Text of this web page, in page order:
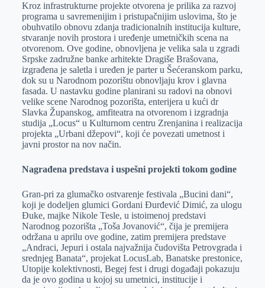
Kroz infrastrukturne projekte otvorena je prilika za razvoj
programa u savremenijim i pristupačnijim uslovima, što je
obuhvatilo obnovu zdanja tradicionalnih institucija kulture,
stvaranje novih prostora i uređenje umetničkih scena na
otvorenom. Ove godine, obnovljena je velika sala u zgradi
Srpske zadružne banke arhitekte Dragiše Brašovana,
izgrađena je saletla i uređen je parter u Šećeranskom parku,
dok su u Narodnom pozorištu obnovljaju krov i glavna
fasada. U nastavku godine planirani su radovi na obnovi
velike scene Narodnog pozorišta, enterijera u kući dr
Slavka Županskog, amfiteatra na otvorenom i izgradnja
studija „Locus“ u Kulturnom centru Zrenjanina i realizacija
projekta „Urbani džepovi“, koji će povezati umetnost i
javni prostor na nov način.
Nagrađena predstava i uspešni projekti tokom godine
Gran-pri za glumačko ostvarenje festivala „Bucini dani“,
koji je dodeljen glumici Gordani Đurđević Dimić, za ulogu
Đuke, majke Nikole Tesle, u istoimenoj predstavi
Narodnog pozorišta „Toša Jovanović“, čija je premijera
održana u aprilu ove godine, zatim premijera predstave
„Andraci, Jepuri i ostala najvažnija čudovišta Petrovgrada i
srednjeg Banata“, projekat LocusLab, Banatske prestonice,
Utopije kolektivnosti, Begej fest i drugi događaji pokazuju
da je ovo godina u kojoj su umetnici, institucije i